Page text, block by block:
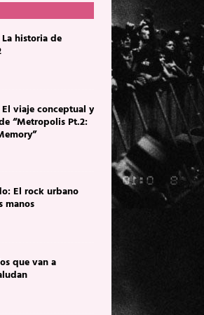
historia de
viaje conceptual y
“Metropolis Pt.2:
El rock urbano
manos
que van a